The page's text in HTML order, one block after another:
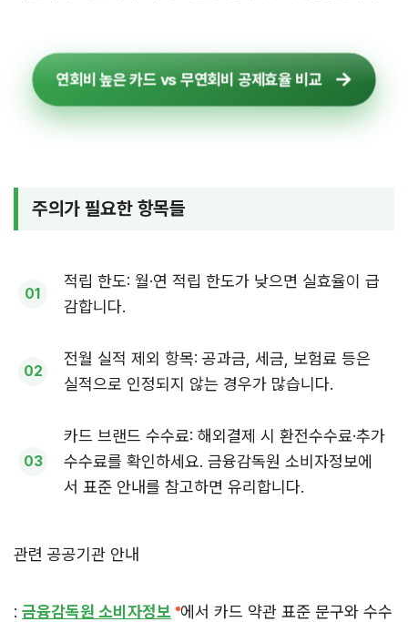
연회비 높은 카드 vs 무연회비 공제효율 비교
주의가 필요한 항목들
적립 한도: 월·연 적립 한도가 낮으면 실효율이 급
감합니다.
전월 실적 제외 항목: 공과금, 세금, 보험료 등은
실적으로 인정되지 않는 경우가 많습니다.
카드 브랜드 수수료: 해외결제 시 환전수수료·추가
수수료를 확인하세요. 금융감독원 소비자정보에
서 표준 안내를 참고하면 유리합니다.
관련 공공기관 안내
: 금융감독원 소비자정보 에서 카드 약관 표준 문구와 수수